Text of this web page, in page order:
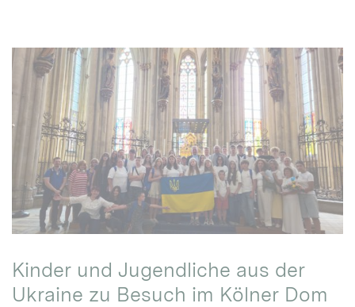
Kinder und Jugendliche aus der
Ukraine zu Besuch im Kölner Dom